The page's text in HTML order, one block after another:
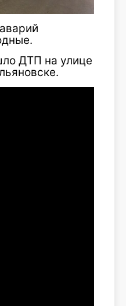
ДТП на улице